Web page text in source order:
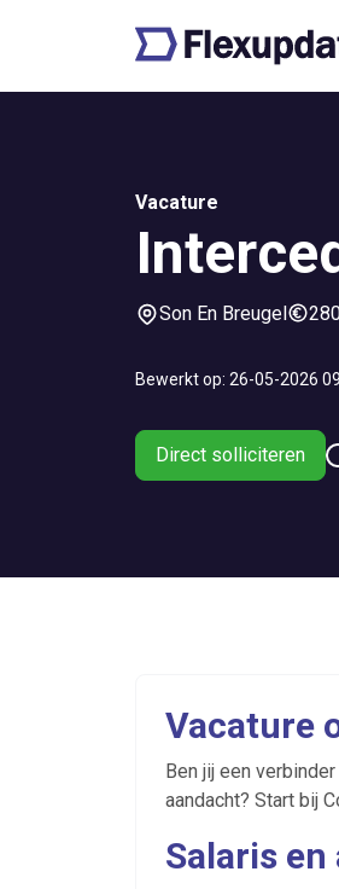
Vacature
Son En Breugel
Bewerkt op: 26-05-2026
Direct solliciteren
Vacature
Ben jij een
aandacht? Start bij
Salaris